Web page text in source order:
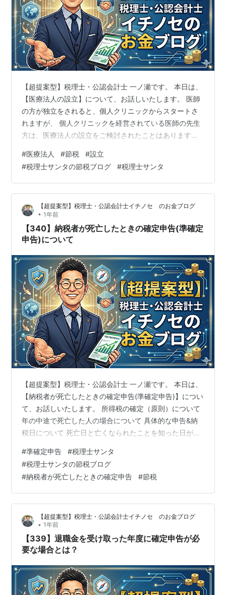
【超提案型】税理士・公認会計士 一ノ瀬です。 本日は、
【医療法人の設立】について、お話しいたします。 医師
の方が独立をされると、個人クリニックからスタートさ
れますが、 個人クリニックを経営されている医師の先生
方は、医療法人の設立をご検討されたことはあります
ようなメリットがあるのか、シミュレーションを作成し
て、 提案書を作成します。 そして、その提案書をご覧い
ただきながら、口頭でご説明いたします。 個人クリニッ
クを経営されておられる医師の先生方、一度、医療法人
を設立すべきかどうか、 具体的なシミュレーションをし
てみませんか？？ ・補助金申請が得…
#医療法人 #節税 #設立
#税理士サンタの節税ブログ #税理士サンタ
【超提案型】税理士・公認会計士イチノセ のお金ブログ
• 1年前
【340】納税者が死亡したときの確定申告(準確定
申告)について
【超提案型】税理士・公認会計士 一ノ瀬です。 本日は、
【納税者が死亡したときの確定申告(準確定申告)】につい
て、お話しいたします。 所得税の確定（原則）について
年の中途で死亡した人の場合について 具体的な申告&納
税日について 死亡日と亡くなられたことを知った日が
【異なる】場合 2年分の準確定申告が必要になる場合あ
り 所得税の確定（原則）について 所得税は、毎年1月1日
から12月31日までの1年間に生じた所得について計算し、
その所得金額に対する税額を算出して翌年の2月16日から
3月15日までの間に申告と納税をすることになっていま
す。 年の中途…
#準確定申告 #税理士サンタ
#税理士サンタの節税ブログ
#納税者が死亡したときの確定申告 #節税
【超提案型】税理士・公認会計士イチノセ のお金ブログ
• 1年前
【339】退職金を受け取った年度に確定申告が必
要な場合とは？